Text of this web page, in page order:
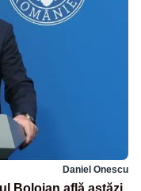
Daniel Onescu